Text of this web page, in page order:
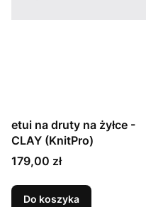
etui na druty na żyłce -
CLAY (KnitPro)
Cena
179,00 zł
Do koszyka